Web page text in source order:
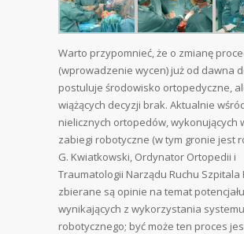
Warto przypomnieć, że o zmianę
(wprowadzenie wycen) już od dawna
postuluje środowisko ortopedyczne,
wiążących decyzji brak. Aktualnie
nielicznych ortopedów, wykonujących
zabiegi robotyczne (w tym gronie jest
G. Kwiatkowski, Ordynator Ortopedii i
Traumatologii Narządu Ruchu Szpitala
zbierane są opinie na temat
wynikających z wykorzystania systemu
robotycznego; być może ten proces